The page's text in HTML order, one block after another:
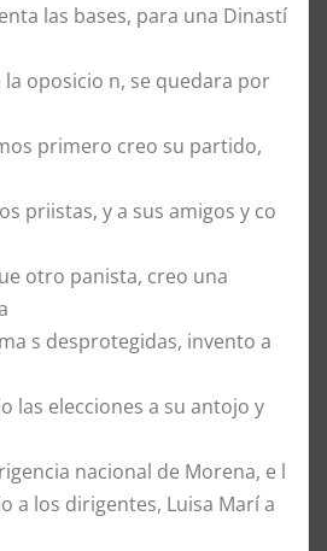
las bases, para una Dinastí
la oposicio n, se quedara por
primero creo su partido,
priistas, y a sus amigos y co
otro panista, creo una
s desprotegidas, invento a
las elecciones a su antojo y
nacional de Morena, e l
a los dirigentes, Luisa Marí a